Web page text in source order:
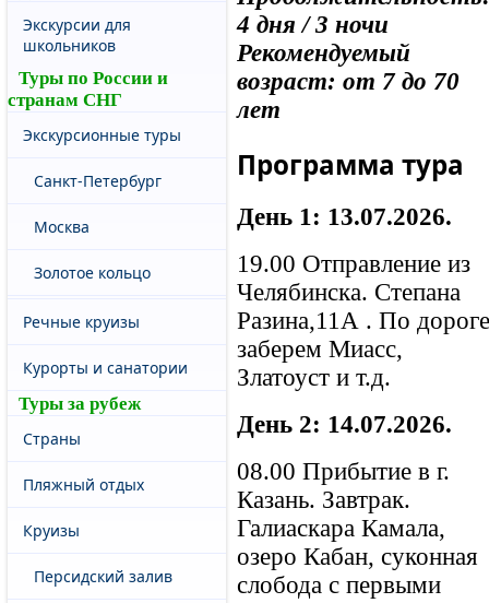
Экскурсии для
школьников
Туры по России и
странам СНГ
Экскурсионные туры
Санкт-Петербург
Москва
Золотое кольцо
Речные круизы
Курорты и санатории
Туры за рубеж
Страны
Пляжный отдых
Круизы
Персидский залив
4 дня / 3 ночи
Рекомендуемый
возраст: от 7 до 70
лет
Программа тура
День 1: 13.07.2026.
19.00 Отправление из
Челябинска. Степана
Разина,11А . По дороге
заберем Миасс,
Златоуст и т.д.
День 2: 14.07.2026.
08.00 Прибытие в г.
Казань. Завтрак.
Галиаскара Камала,
озеро Кабан, суконная
слобода с первыми